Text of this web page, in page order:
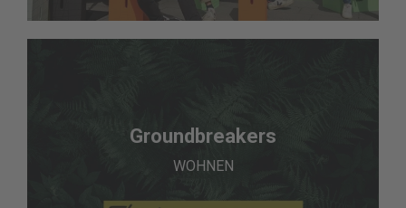
Groundbreakers
WOHNEN